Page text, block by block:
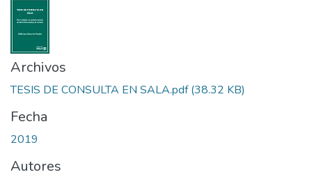
Archivos
TESIS DE CONSULTA EN SALA.pdf(38.32 KB)
Fecha
2019
Autores